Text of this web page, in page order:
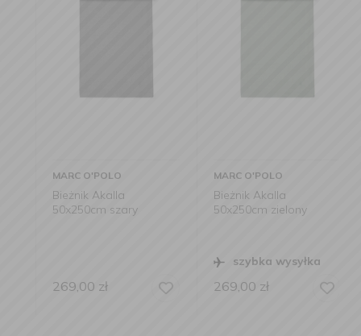
MARC O'POLO
Bieżnik Akalla
50x250cm szary
269,00zł
MARC O'POLO
Bieżnik Akalla
50x250cm zielony
szybka wysyłka
269,00zł